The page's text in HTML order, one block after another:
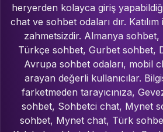
heryerden kolayca giriş
chat ve sohbet odaları dır.
zahmetsizdir. Almanya
Türkçe sohbet, Gurbet sohbet,
Avrupa sohbet odaları, mobil
arayan değerli kullanıcılar.
farketmeden tarayıcınıza,
sohbet, Sohbetci chat, Mynet
sohbet, Mynet chat, Türk